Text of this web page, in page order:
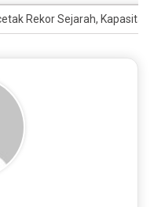
Rekor Sejarah,